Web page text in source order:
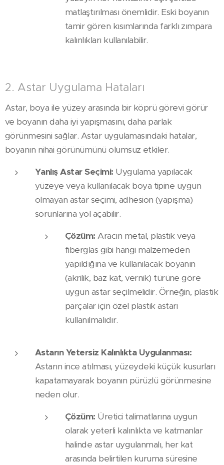
matlaştırılması önemlidir. Eski boyanın
tamir gören kısımlarında farklı zımpara
kalınlıkları kullanılabilir.
2. Astar Uygulama Hataları
Astar, boya ile yüzey arasında bir köprü görevi görür
ve boyanın daha iyi yapışmasını, daha parlak
görünmesini sağlar. Astar uygulamasındaki hatalar,
boyanın nihai görünümünü olumsuz etkiler.
Yanlış Astar Seçimi: Uygulama yapılacak
yüzeye veya kullanılacak boya tipine uygun
olmayan astar seçimi, adhesion (yapışma)
sorunlarına yol açabilir.
Çözüm: Aracın metal, plastik veya
fiberglas gibi hangi malzemeden
yapıldığına ve kullanılacak boyanın
(akrilik, baz kat, vernik) türüne göre
uygun astar seçilmelidir. Örneğin, plastik
parçalar için özel plastik astarı
kullanılmalıdır.
Astarın Yetersiz Kalınlıkta Uygulanması:
Astarın ince atılması, yüzeydeki küçük kusurları
kapatamayarak boyanın pürüzlü görünmesine
neden olur.
Çözüm: Üretici talimatlarına uygun
olarak yeterli kalınlıkta ve katmanlar
halinde astar uygulanmalı, her kat
arasında belirtilen kuruma süresine